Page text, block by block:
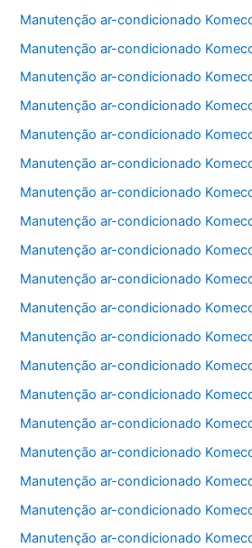
Manutenção ar-condicionado
Manutenção ar-condicionado
Manutenção ar-condicionado
Manutenção ar-condicionado
Manutenção ar-condicionado
Manutenção ar-condicionado
Manutenção ar-condicionado
Manutenção ar-condicionado
Manutenção ar-condicionado
Manutenção ar-condicionado
Manutenção ar-condicionado
Manutenção ar-condicionado
Manutenção ar-condicionado
Manutenção ar-condicionado
Manutenção ar-condicionado
Manutenção ar-condicionado
Manutenção ar-condicionado
Manutenção ar-condicionado
Manutenção ar-condicionado